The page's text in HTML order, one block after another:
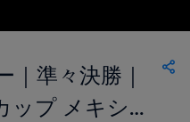
準々決勝｜
ップ メキシコ